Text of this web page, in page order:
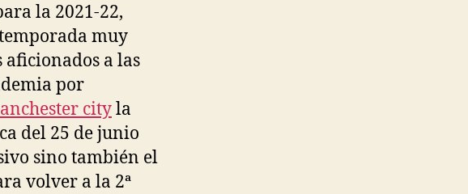
la 2021-22,
muy
aficionados a las
por
cityla
del 25 de junio
sino también el
volver a la 2ª